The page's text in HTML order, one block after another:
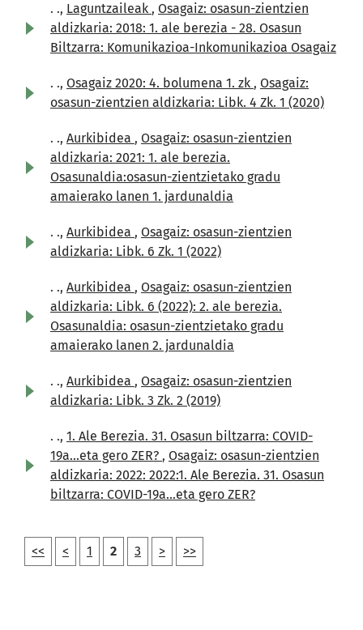
. ., Laguntzaileak , Osagaiz: osasun-zientzien
aldizkaria: 2018: 1. ale berezia - 28. Osasun
Biltzarra: Komunikazioa-Inkomunikazioa Osagaiz
. ., Osagaiz 2020: 4. bolumena 1. zk , Osagaiz:
osasun-zientzien aldizkaria: Libk. 4 Zk. 1 (2020)
. ., Aurkibidea , Osagaiz: osasun-zientzien
aldizkaria: 2021: 1. ale berezia.
Osasunaldia:osasun-zientzietako gradu
amaierako lanen 1. jardunaldia
. ., Aurkibidea , Osagaiz: osasun-zientzien
aldizkaria: Libk. 6 Zk. 1 (2022)
. ., Aurkibidea , Osagaiz: osasun-zientzien
aldizkaria: Libk. 6 (2022): 2. ale berezia.
Osasunaldia: osasun-zientzietako gradu
amaierako lanen 2. jardunaldia
. ., Aurkibidea , Osagaiz: osasun-zientzien
aldizkaria: Libk. 3 Zk. 2 (2019)
. ., 1. Ale Berezia. 31. Osasun biltzarra: COVID-
19a...eta gero ZER? , Osagaiz: osasun-zientzien
aldizkaria: 2022: 2022:1. Ale Berezia. 31. Osasun
biltzarra: COVID-19a...eta gero ZER?
<< < 1 2 3 > >>